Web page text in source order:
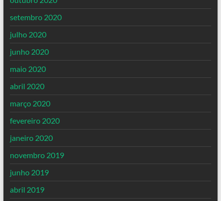
setembro 2020
julho 2020
junho 2020
maio 2020
abril 2020
março 2020
fevereiro 2020
janeiro 2020
novembro 2019
junho 2019
abril 2019